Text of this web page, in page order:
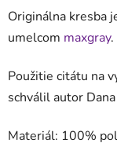
Originálna kresba
umelcom maxgray.
Použitie citátu na
schválil autor
Materiál: 100%